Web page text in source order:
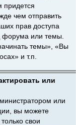
придется
чем отправить
прав доступа
форума или темы.
темы», «Вы
и т.п.
или
или
вы можете
свои